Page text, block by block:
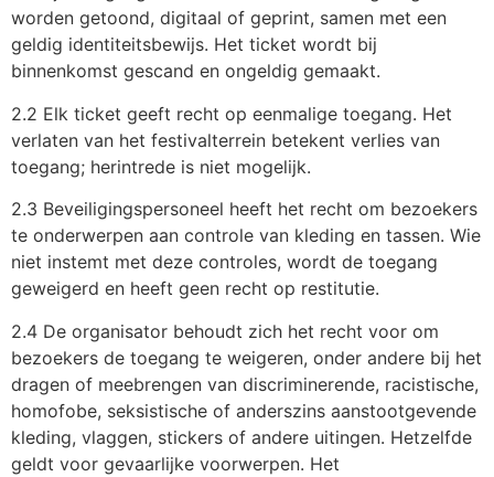
worden getoond, digitaal of geprint, samen met een
geldig identiteitsbewijs. Het ticket wordt bij
binnenkomst gescand en ongeldig gemaakt.
2.2 Elk ticket geeft recht op eenmalige toegang. Het
verlaten van het festivalterrein betekent verlies van
toegang; herintrede is niet mogelijk.
2.3 Beveiligingspersoneel heeft het recht om bezoekers
te onderwerpen aan controle van kleding en tassen. Wie
niet instemt met deze controles, wordt de toegang
geweigerd en heeft geen recht op restitutie.
2.4 De organisator behoudt zich het recht voor om
bezoekers de toegang te weigeren, onder andere bij het
dragen of meebrengen van discriminerende, racistische,
homofobe, seksistische of anderszins aanstootgevende
kleding, vlaggen, stickers of andere uitingen. Hetzelfde
geldt voor gevaarlijke voorwerpen. Het